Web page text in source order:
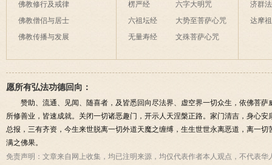
佛教修行及戒律
佛教僧侣与居士
佛教传播与发展
楞严经
六祖坛经
无量寿经
六字大明咒
大势至菩萨心咒
文殊菩萨心咒
济群
达摩
愿所有弘法功德回向：
赞助、流通、见闻、随喜者，及皆悉回向尽法界、虚空界一切众生，依佛菩
所修善业，皆速成就。关闭一切诸恶趣门，开示人天涅槃正路。家门清吉，身心
总报，三有齐资，今生来世脱离一切外道天魔之缠缚，生生世世永离恶道，离一
满之佛果。
免责声明： 文章来自网上收集，均已注明来源，均仅代表作者本人观点，不代表